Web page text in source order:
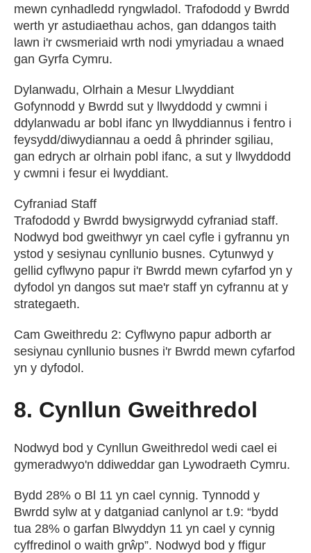
mewn cynhadledd ryngwladol. Trafododd y Bwrdd
werth yr astudiaethau achos, gan ddangos taith
lawn i'r cwsmeriaid wrth nodi ymyriadau a wnaed
gan Gyrfa Cymru.
Dylanwadu, Olrhain a Mesur Llwyddiant
Gofynnodd y Bwrdd sut y llwyddodd y cwmni i
ddylanwadu ar bobl ifanc yn llwyddiannus i fentro i
feysydd/diwydiannau a oedd â phrinder sgiliau,
gan edrych ar olrhain pobl ifanc, a sut y llwyddodd
y cwmni i fesur ei lwyddiant.
Cyfraniad Staff
Trafododd y Bwrdd bwysigrwydd cyfraniad staff.
Nodwyd bod gweithwyr yn cael cyfle i gyfrannu yn
ystod y sesiynau cynllunio busnes. Cytunwyd y
gellid cyflwyno papur i'r Bwrdd mewn cyfarfod yn y
dyfodol yn dangos sut mae'r staff yn cyfrannu at y
strategaeth.
Cam Gweithredu 2: Cyflwyno papur adborth ar
sesiynau cynllunio busnes i'r Bwrdd mewn cyfarfod
yn y dyfodol.
8. Cynllun Gweithredol
Nodwyd bod y Cynllun Gweithredol wedi cael ei
gymeradwyo'n ddiweddar gan Lywodraeth Cymru.
Bydd 28% o Bl 11 yn cael cynnig. Tynnodd y
Bwrdd sylw at y datganiad canlynol ar t.9: “bydd
tua 28% o garfan Blwyddyn 11 yn cael y cynnig
cyffredinol o waith grŵp”. Nodwyd bod y ffigur